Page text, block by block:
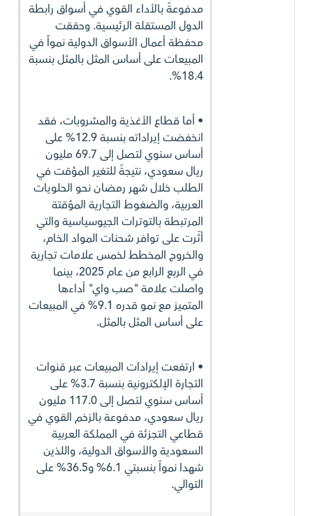
مدفوعةً بالأداء القوي في أسواق رابطة
الدول المستقلة الرئيسية. وحققت
محفظة أعمال الأسواق الدولية نمواً في
المبيعات على أساس المثل بالمثل بنسبة
18.4%.
• أما قطاع الأغذية والمشروبات، فقد
انخفضت إيراداته بنسبة 12.9% على
أساس سنوي لتصل إلى 69.7 مليون
ريال سعودي، نتيجةً للتغير المؤقت في
الطلب خلال شهر رمضان نحو الحلويات
العربية، والضغوط التجارية المؤقتة
المرتبطة بالتوترات الجيوسياسية والتي
أثّرت على توافر شحنات المواد الخام،
والخروج المخطط لخمس علامات تجارية
في الربع الرابع من عام 2025، بينما
واصلت علامة "صب واي" أداءها
المتميز مع نمو قدره 9.1% في المبيعات
على أساس المثل بالمثل.
• ارتفعت إيرادات المبيعات عبر قنوات
التجارة الإلكترونية بنسبة 3.7% على
أساس سنوي لتصل إلى 117.0 مليون
ريال سعودي، مدفوعة بالزخم القوي في
قطاعي التجزئة في المملكة العربية
السعودية والأسواق الدولية، واللذين
شهدا نمواً بنسبتي 6.1% و36.5% على
التوالي.